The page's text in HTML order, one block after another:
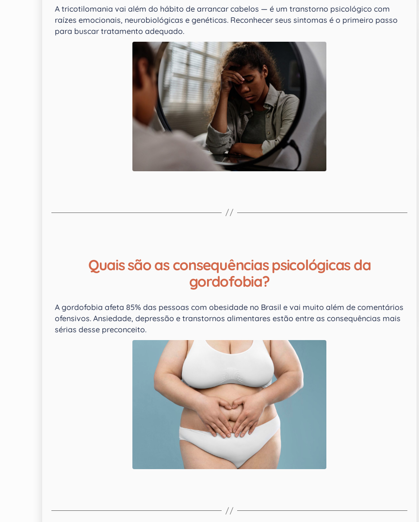
A tricotilomania vai além do hábito de arrancar cabelos — é um transtorno psicológico com
raízes emocionais, neurobiológicas e genéticas. Reconhecer seus sintomas é o primeiro passo
para buscar tratamento adequado.
Quais são as consequências psicológicas da
gordofobia?
A gordofobia afeta 85% das pessoas com obesidade no Brasil e vai muito além de comentários
ofensivos. Ansiedade, depressão e transtornos alimentares estão entre as consequências mais
sérias desse preconceito.